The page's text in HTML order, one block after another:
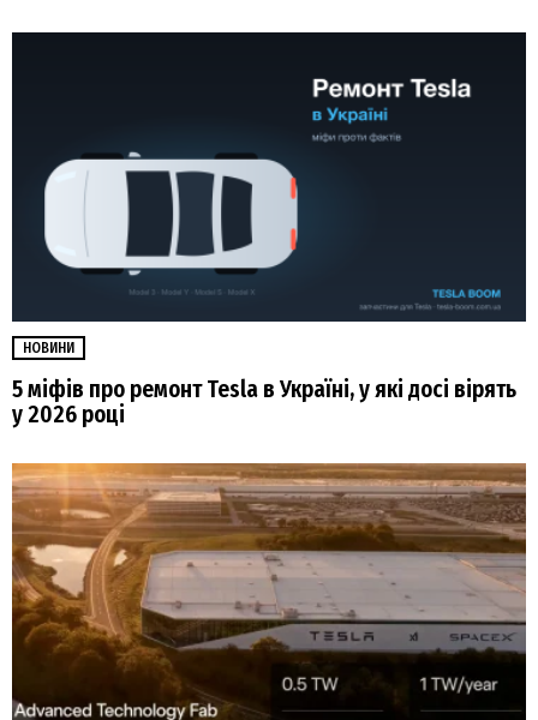
НОВИНИ
5 міфів про ремонт Tesla в Україні, у які досі вірять
у 2026 році